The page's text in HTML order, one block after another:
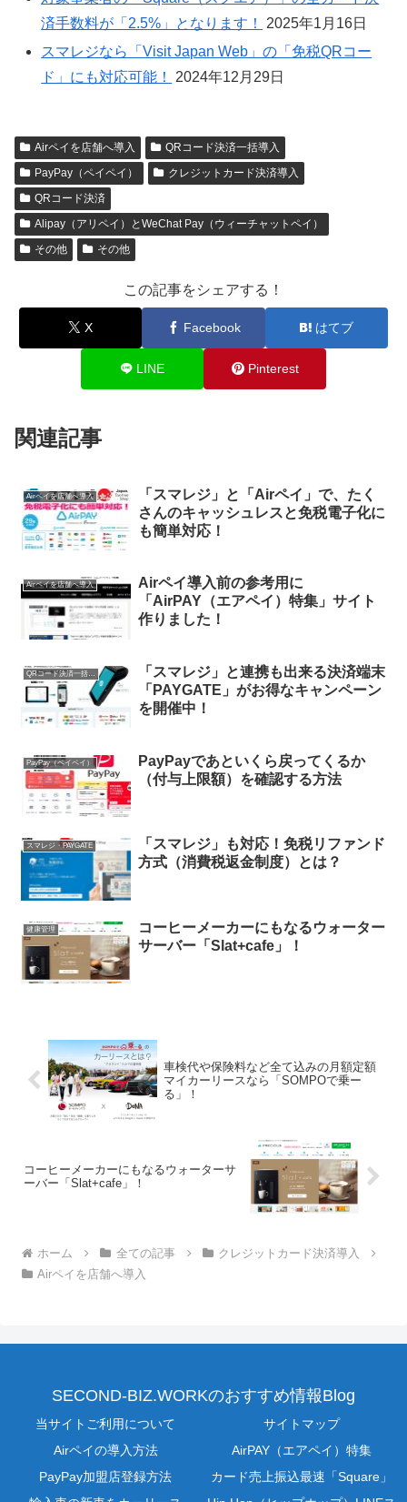
済手数料が「​2.5%」となります！
2025年1月16日
スマレジなら「Visit Japan Web」の「免税QRコー
ド」にも対応可能！
2024年12月29日
Airペイを店舗へ導入
QRコード決済一括導入
PayPay（ペイペイ）
クレジットカード決済導入
QRコード決済
Alipay（アリペイ）とWeChat Pay（ウィーチャットペイ）
その他
その他
この記事をシェアする！
X Facebook はてブ
LINE Pinterest
関連記事
Airペイを店舗へ導入
「スマレジ」と「Airペイ」で、たく
さんのキャッシュレスと免税電子化に
も簡単対応！
Airペイを店舗へ導入
Airペイ導入前の参考用に
「AirPAY（エアペイ）特集」サイト
作りました！
QRコード決済一括導入
「スマレジ」と連携も出来る決済端末
「PAYGATE」がお得なキャンペーン
を開催中！
PayPay（ペイペイ）
PayPayであといくら戻ってくるか
（付与上限額）を確認する方法
スマレジ・PAYGATE
「スマレジ」も対応！免税リファンド
方式（消費税返金制度）とは？
健康管理
コーヒーメーカーにもなるウォーター
サーバー「Slat+cafe」！
車検代や保険料など全て込みの月額定額
マイカーリースなら「SOMPOで乗ー
る」！
コーヒーメーカーにもなるウォーターサ
ーバー「Slat+cafe」！
ホーム 全ての記事
クレジットカード決済導入
Airペイを店舗へ導入
SECOND-BIZ.WORKのおすすめ情報Blog
当サイトご利用について
サイトマップ
Airペイの導入方法
AirPAY（エアペイ）特集
PayPay加盟店登録方法
カード売上振込最速「Square」